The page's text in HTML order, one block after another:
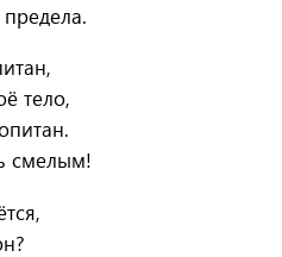
тело,
смелым!